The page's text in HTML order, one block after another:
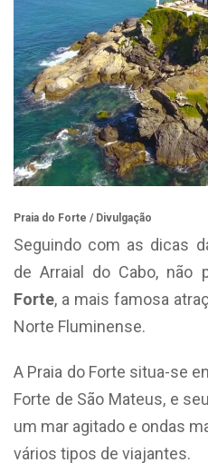
Praia do Forte / Divulgação
Seguindo com as dicas
de Arraial do Cabo, não
Forte, a mais famosa
Norte Fluminense.
A Praia do Forte situa-se
Forte de São Mateus, e
um mar agitado e ondas
vários tipos de viajantes.